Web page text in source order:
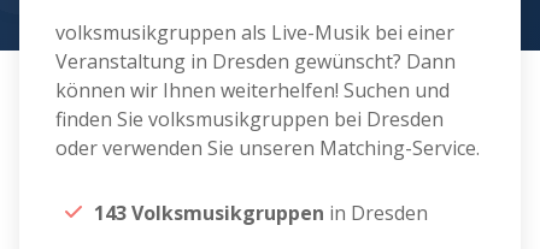
volksmusikgruppen als Live-Musik bei einer
Veranstaltung in Dresden gewünscht? Dann
können wir Ihnen weiterhelfen! Suchen und
finden Sie volksmusikgruppen bei Dresden
oder verwenden Sie unseren Matching-Service.
143 Volksmusikgruppen in Dresden